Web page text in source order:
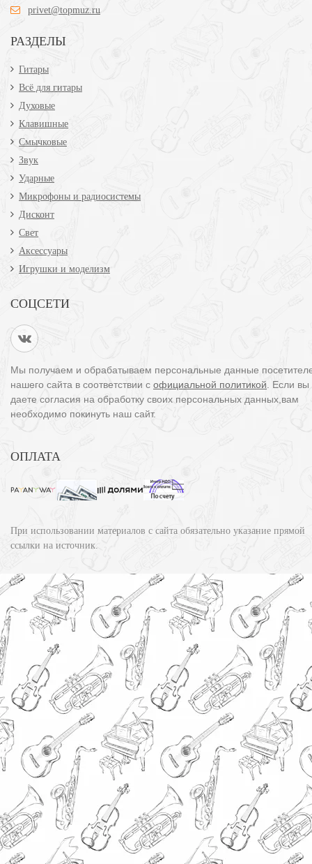
privet@topmuz.ru
РАЗДЕЛЫ
Гитары
Всё для гитары
Духовые
Клавишные
Смычковые
Звук
Ударные
Микрофоны и радиосистемы
Дисконт
Свет
Аксессуары
Игрушки и моделизм
СОЦСЕТИ
Мы получаем и обрабатываем персональные данные
нашего сайта в соответствии с официальной политикой . Если
даете согласия на обработку своих персональных данных,вам
необходимо покинуть наш сайт.
ОПЛАТА
При использовании материалов с сайта обязательно указание прямой
ссылки на источник.